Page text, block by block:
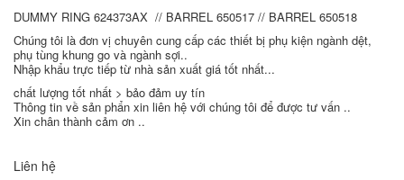
DUMMY RING 624373AX // BARREL 650517 // BARREL 650518
Chúng tôi là đơn vị chuyên cung cấp các thiết bị phụ kiện ngành dệt,
phụ tùng khung go và ngành sợi..
Nhập khẩu trực tiếp từ nhà sản xuất giá tốt nhất...
chất lượng tốt nhất > bảo đảm uy tín
Thông tin về sản phẩn xin liên hệ với chúng tôi để được tư vấn ..
Xin chân thành cảm ơn ..
Liên hệ